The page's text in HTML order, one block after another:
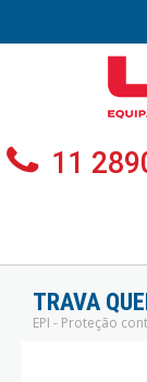
11
TRAVA
EPI - Proteção